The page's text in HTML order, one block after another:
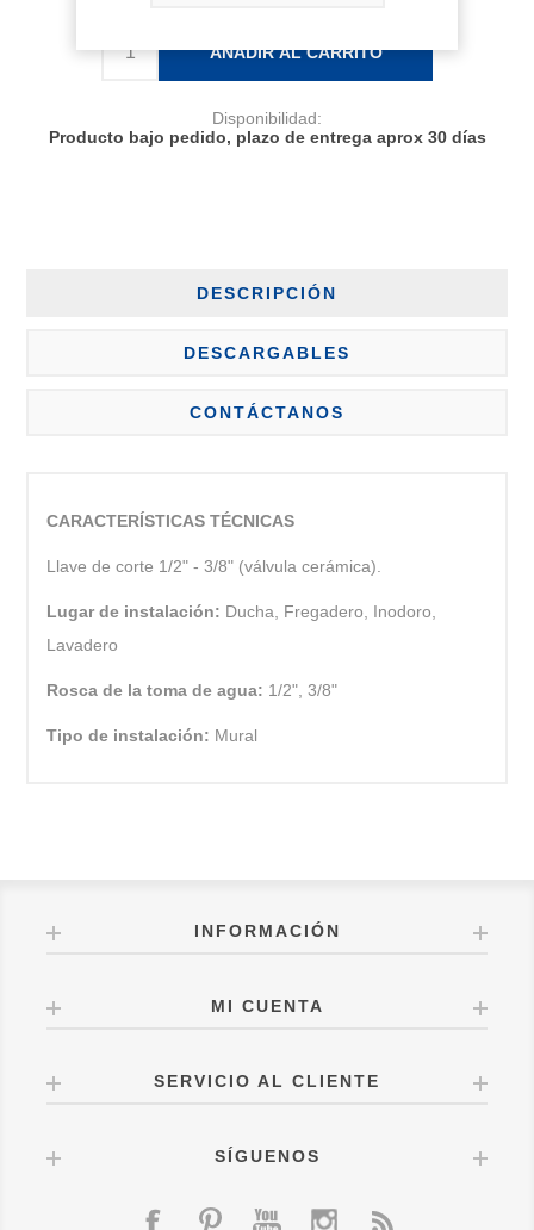
AÑADIR AL CARRITO
Disponibilidad:
Producto bajo pedido, plazo de entrega aprox 30 días
DESCRIPCIÓN
DESCARGABLES
CONTÁCTANOS
CARACTERÍSTICAS TÉCNICAS
Llave de corte 1/2" - 3/8" (válvula cerámica).
Lugar de instalación: Ducha, Fregadero, Inodoro,
Lavadero
Rosca de la toma de agua: 1/2", 3/8"
Tipo de instalación: Mural
INFORMACIÓN
MI CUENTA
SERVICIO AL CLIENTE
SÍGUENOS